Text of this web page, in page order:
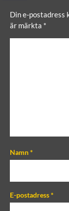
Din e-postadress
är märkta *
Namn*
E-postadress*